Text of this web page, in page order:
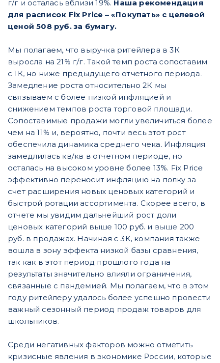
г/г и осталась вблизи 19%. Наша рекомендация
для расписок Fix Price – «Покупать» с целевой
ценой 508 руб. за бумагу.
Мы полагаем, что выручка ритейлера в 3К
выросла на 21% г/г. Такой темп роста сопоставим
с 1К, но ниже предыдущего отчетного периода.
Замедление роста относительно 2К мы
связываем с более низкой инфляцией и
снижением темпов роста торговой площади.
Сопоставимые продажи могли увеличиться более
чем на 11% и, вероятно, почти весь этот рост
обеспечила динамика среднего чека. Инфляция
замедлилась кв/кв в отчетном периоде, но
осталась на высоком уровне более 13%. Fix Price
эффективно переносит инфляцию на полку за
счет расширения новых ценовых категорий и
быстрой ротации ассортимента. Скорее всего, в
отчете мы увидим дальнейший рост доли
ценовых категорий выше 100 руб. и выше 200
руб. в продажах. Начиная с 3К, компания также
вошла в зону эффекта низкой базы сравнения,
так как в этот период прошлого года на
результаты значительно влияли ограничения,
связанные с пандемией. Мы полагаем, что в этом
году ритейлеру удалось более успешно провести
важный сезонный период продаж товаров для
школьников.
Среди негативных факторов можно отметить
кризисные явления в экономике России, которые